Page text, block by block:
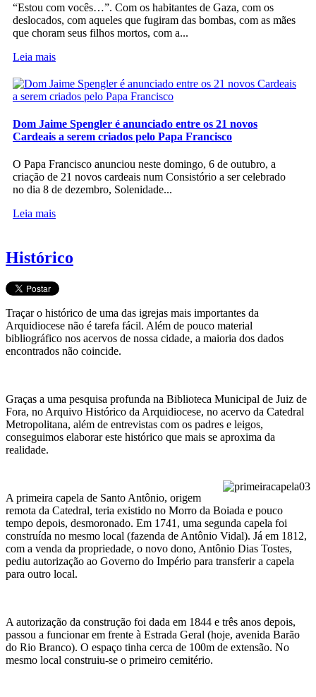
“Estou com vocês…”. Com os habitantes de Gaza, com os
deslocados, com aqueles que fugiram das bombas, com as mães
que choram seus filhos mortos, com a...
Leia mais
Dom Jaime Spengler é anunciado entre os 21 novos
Cardeais a serem criados pelo Papa Francisco
O Papa Francisco anunciou neste domingo, 6 de outubro, a
criação de 21 novos cardeais num Consistório a ser celebrado
no dia 8 de dezembro, Solenidade...
Leia mais
Histórico
Traçar o histórico de uma das igrejas mais importantes da
Arquidiocese não é tarefa fácil. Além de pouco material
bibliográfico nos acervos de nossa cidade, a maioria dos dados
encontrados não coincide.
Graças a uma pesquisa profunda na Biblioteca Municipal de Juiz de
Fora, no Arquivo Histórico da Arquidiocese, no acervo da Catedral
Metropolitana, além de entrevistas com os padres e leigos,
conseguimos elaborar este histórico que mais se aproxima da
realidade.
A primeira capela de Santo Antônio, origem
remota da Catedral, teria existido no Morro da Boiada e pouco
tempo depois, desmoronado. Em 1741, uma segunda capela foi
construída no mesmo local (fazenda de Antônio Vidal). Já em 1812,
com a venda da propriedade, o novo dono, Antônio Dias Tostes,
pediu autorização ao Governo do Império para transferir a capela
para outro local.
A autorização da construção foi dada em 1844 e três anos depois,
passou a funcionar em frente à Estrada Geral (hoje, avenida Barão
do Rio Branco). O espaço tinha cerca de 100m de extensão. No
mesmo local construiu-se o primeiro cemitério.